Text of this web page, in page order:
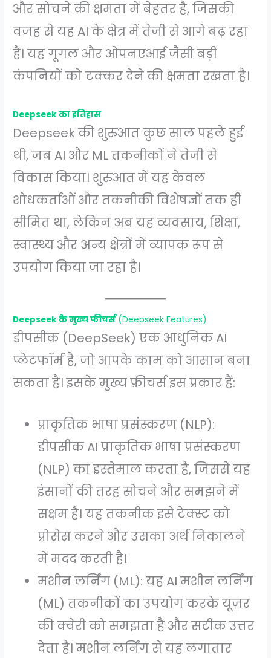
और सोचने की क्षमता में बेहतर है, जिसकी
वजह से यह AI के क्षेत्र में तेजी से आगे बढ़ रहा
है। यह गूगल और ओपनएआई जैसी बड़ी
कंपनियों को टक्कर देने की क्षमता रखता है।
Deepseek का इतिहास
Deepseek की शुरुआत कुछ साल पहले हुई
थी, जब AI और ML तकनीकों ने तेजी से
विकास किया। शुरुआत में यह केवल
शोधकर्ताओं और तकनीकी विशेषज्ञों तक ही
सीमित था, लेकिन अब यह व्यवसाय, शिक्षा,
स्वास्थ्य और अन्य क्षेत्रों में व्यापक रूप से
उपयोग किया जा रहा है।
Deepseek के मुख्य फीचर्स (Deepseek Features)
डीपसीक (DeepSeek) एक आधुनिक AI
प्लेटफॉर्म है, जो आपके काम को आसान बना
सकता है। इसके मुख्य फ़ीचर्स इस प्रकार हैं:
प्राकृतिक भाषा प्रसंस्करण (NLP):
डीपसीक AI प्राकृतिक भाषा प्रसंस्करण
(NLP) का इस्तेमाल करता है, जिससे यह
इंसानों की तरह सोचने और समझने में
सक्षम है। यह तकनीक इसे टेक्स्ट को
प्रोसेस करने और उसका अर्थ निकालने
में मदद करती है।
मशीन लर्निंग (ML): यह AI मशीन लर्निंग
(ML) तकनीकों का उपयोग करके यूज़र
की क्वेरी को समझता है और सटीक उत्तर
देता है। मशीन लर्निंग से यह लगातार